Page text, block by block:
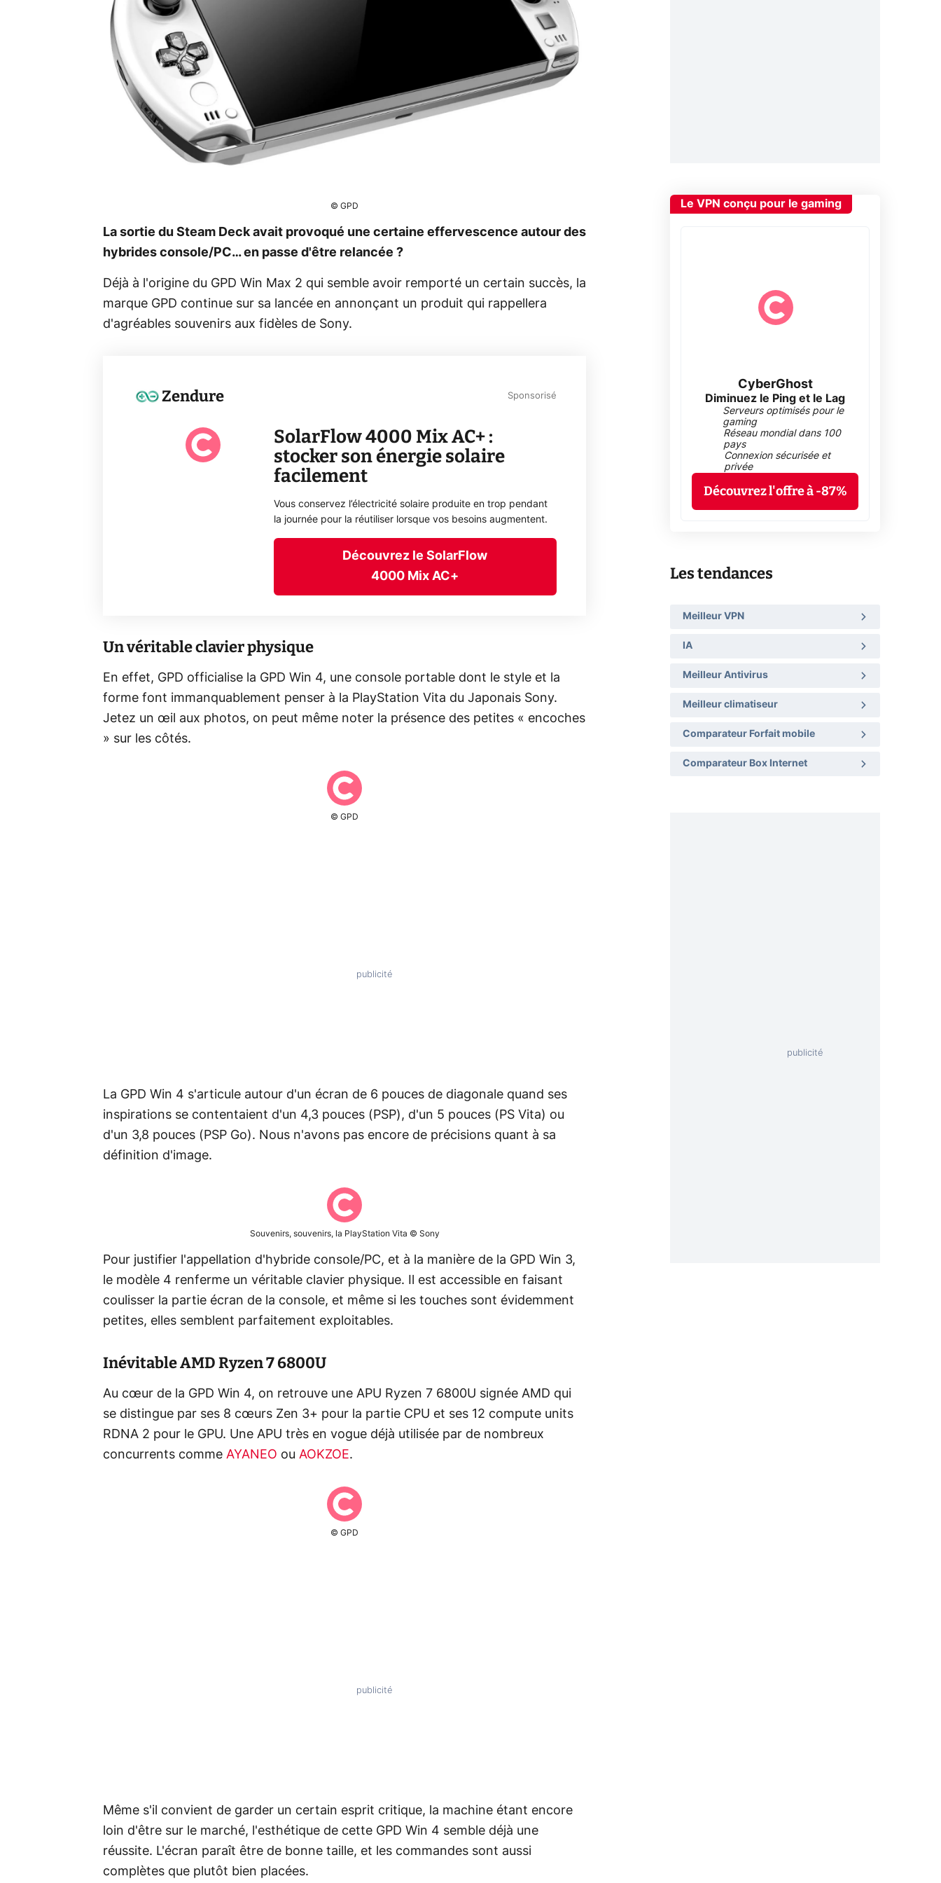
© GPD
La sortie du Steam Deck avait provoqué une certaine effervescence autour des
hybrides console/PC… en passe d'être relancée ?
Déjà à l'origine du GPD Win Max 2 qui semble avoir remporté un certain succès, la
marque GPD continue sur sa lancée en annonçant un produit qui rappellera
d'agréables souvenirs aux fidèles de Sony.
Zendure Sponsorisé
SolarFlow 4000 Mix AC+ :
stocker son énergie solaire
facilement
Vous conservez l’électricité solaire produite en trop pendant
la journée pour la réutiliser lorsque vos besoins augmentent.
Découvrez le SolarFlow
4000 Mix AC+
Un véritable clavier physique
En effet, GPD officialise la GPD Win 4, une console portable dont le style et la
forme font immanquablement penser à la PlayStation Vita du Japonais Sony.
Jetez un œil aux photos, on peut même noter la présence des petites « encoches
» sur les côtés.
© GPD
La GPD Win 4 s'articule autour d'un écran de 6 pouces de diagonale quand ses
inspirations se contentaient d'un 4,3 pouces (PSP), d'un 5 pouces (PS Vita) ou
d'un 3,8 pouces (PSP Go). Nous n'avons pas encore de précisions quant à sa
définition d'image.
Souvenirs, souvenirs, la PlayStation Vita © Sony
Pour justifier l'appellation d'hybride console/PC, et à la manière de la GPD Win 3,
le modèle 4 renferme un véritable clavier physique. Il est accessible en faisant
coulisser la partie écran de la console, et même si les touches sont évidemment
petites, elles semblent parfaitement exploitables.
Inévitable AMD Ryzen 7 6800U
Au cœur de la GPD Win 4, on retrouve une APU Ryzen 7 6800U signée AMD qui
se distingue par ses 8 cœurs Zen 3+ pour la partie CPU et ses 12 compute units
RDNA 2 pour le GPU. Une APU très en vogue déjà utilisée par de nombreux
concurrents comme AYANEO ou AOKZOE.
© GPD
Même s'il convient de garder un certain esprit critique, la machine étant encore
loin d'être sur le marché, l'esthétique de cette GPD Win 4 semble déjà une
réussite. L'écran paraît être de bonne taille, et les commandes sont aussi
complètes que plutôt bien placées.
Le VPN conçu pour le gaming
CyberGhost
Diminuez le Ping et le Lag
Serveurs optimisés pour le
gaming
Réseau mondial dans 100
pays
Connexion sécurisée et
privée
Découvrez l'offre à -87%
Les tendances
Meilleur VPN
IA
Meilleur Antivirus
Meilleur climatiseur
Comparateur Forfait mobile
Comparateur Box Internet